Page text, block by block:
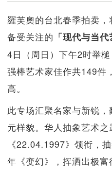
羅芙奧的台北春季拍卖
备受关注的 「现代与当代
4日（周日）下午2时举
强棒艺术家佳作共149件
高。
此专场汇聚名家与新锐
元样貌。华人抽象艺术之
《22.04.1997》领衔，
年《变幻》，挥洒出极